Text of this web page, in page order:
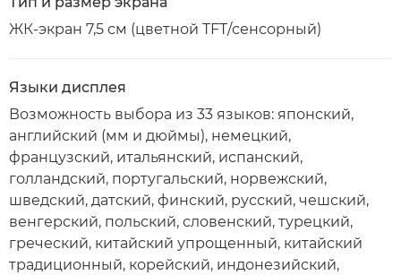
ЖК-экран 7,5 см (цветной TFT/сенсорный)
Языки дисплея
Возможность выбора из 33 языков: японский,
английский (мм и дюймы), немецкий,
французский, итальянский, испанский,
голландский, португальский, норвежский,
шведский, датский, финский, русский, чешский,
венгерский, польский, словенский, турецкий,
греческий, китайский упрощенный, китайский
традиционный, корейский, индонезийский,